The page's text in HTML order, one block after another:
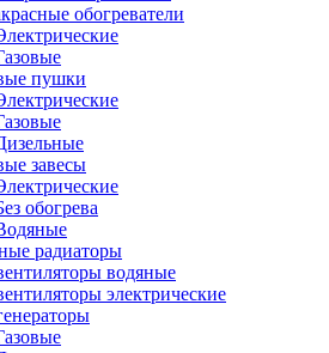
обогреватели
пушки
завесы
обогрева
радиаторы
водяные
электрические